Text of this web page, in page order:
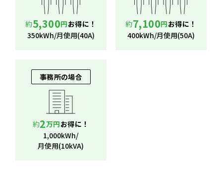
約5,300円お得に！
350kWh/月使用(40A)
約7,100円お得に！
400kWh/月使用(50A)
事務所の場合
約2万円お得に！
1,000kWh/
月使用(10kVA)